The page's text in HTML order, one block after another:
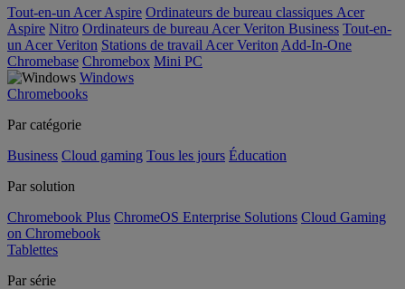
Tout-en-un Acer Aspire Ordinateurs de bureau classiques Acer
Aspire Nitro Ordinateurs de bureau Acer Veriton Business Tout-en-
un Acer Veriton Stations de travail Acer Veriton Add-In-One
Chromebase Chromebox Mini PC
Windows
Chromebooks
Par catégorie
Business Cloud gaming Tous les jours Éducation
Par solution
Chromebook Plus ChromeOS Enterprise Solutions Cloud Gaming
on Chromebook
Tablettes
Par série